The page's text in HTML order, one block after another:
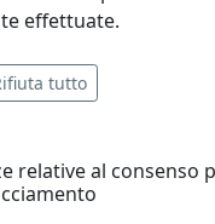
FOTO RITRATTO
effettuate.
tutto
relative al consenso